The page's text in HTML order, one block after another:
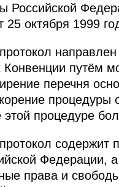
Российской
25 октября 1999
Конвенции путём
перечня
процедуры
процедуре
Федерации,
права и